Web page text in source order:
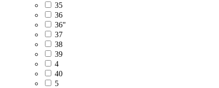
35
36
36"
37
38
39
4
40
5